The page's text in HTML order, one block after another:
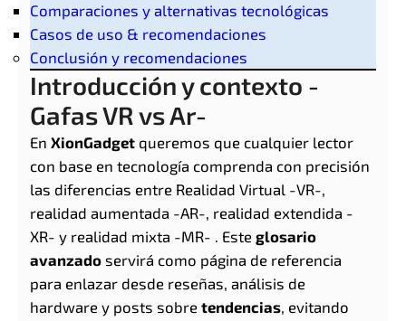
Comparaciones y alternativas tecnológicas
Casos de uso & recomendaciones
Conclusión y recomendaciones
Introducción y contexto -
Gafas VR vs Ar-
EnXionGadget queremos que cualquier lector
con base en tecnología comprenda con precisión
las diferencias entre Realidad Virtual -VR-,
realidad aumentada -AR-, realidad extendida -
XR- y realidad mixta -MR- . Esteglosario
avanzado servirá como página de referencia
para enlazar desde reseñas, análisis de
hardware y posts sobretendencias, evitando